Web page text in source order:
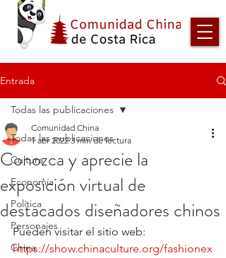
Entrada
Todas las publicaciones
Cultura
Economía
Política
Personajes
China
Todas las publicaciones
Conozca y aprecie la
exposición virtual de
destacados diseñadores chinos
Comunidad China
1 abr 2022 3 min de lectura
Pueden visitar el sitio web:
https://show.chinaculture.org/fashionex